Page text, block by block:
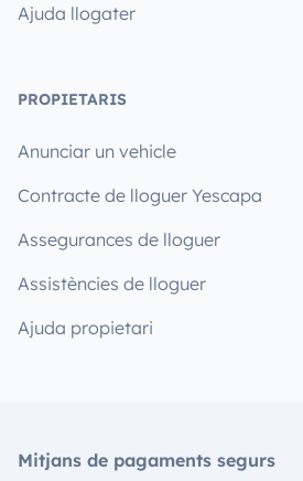
Ajuda llogater
PROPIETARIS
Anunciar un vehicle
Contracte de lloguer Yescapa
Assegurances de lloguer
Assistències de lloguer
Ajuda propietari
Mitjans de pagaments segurs